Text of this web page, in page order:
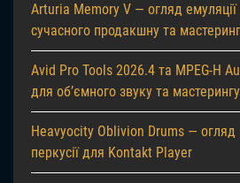
Arturia Memory V — огляд
сучасного продакшну та
Avid Pro Tools 2026.4 та MPEG-H
для об’ємного звуку та мастерингу
Heavyocity Oblivion Drums — огляд
перкусії для Kontakt Player